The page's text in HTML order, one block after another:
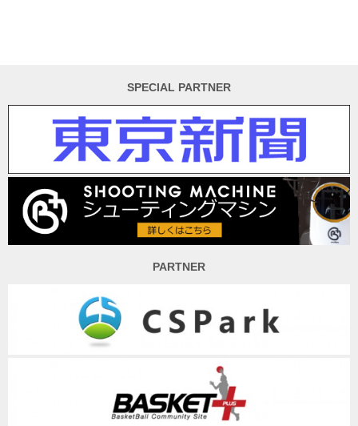
SPECIAL PARTNER
PARTNER